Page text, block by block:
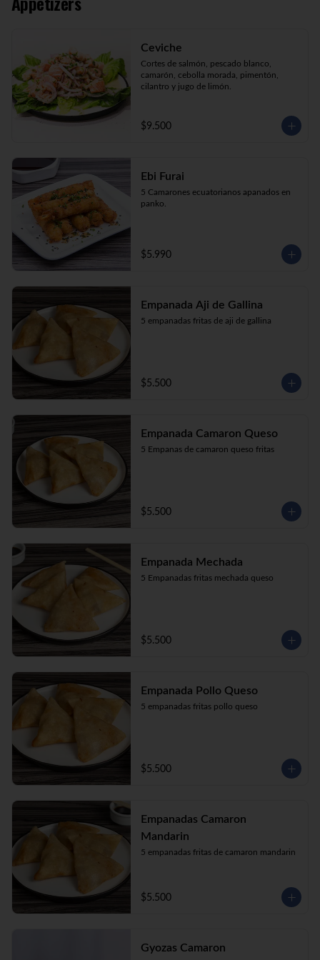
Katsu Roll (10) Pollo, queso crema,
cebollín, apanado en panko.
Ceviche
Cortes de salmón, pescado blanco,
camarón, cebolla morada, pimentón,
cilantro y jugo de limón.
$9.500
Ebi Furai
5 Camarones ecuatorianos apanados en
panko.
$5.990
Empanada Aji de Gallina
5 empanadas fritas de aji de gallina
$5.500
Empanada Camaron Queso
5 Empanas de camaron queso fritas
$5.500
Empanada Mechada
5 Empanadas fritas mechada queso
$5.500
Empanada Pollo Queso
5 empanadas fritas pollo queso
$5.500
Empanadas Camaron
Mandarin
5 empanadas fritas de camaron mandarin
$5.500
Gyozas Camaron